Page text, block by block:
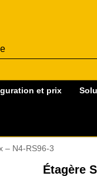
et prix
– N4-RS96-3
Étagère